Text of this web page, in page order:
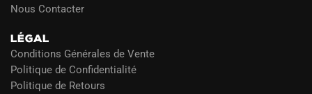
Nous Contacter
LÉGAL
Conditions Générales de Vente
Politique de Confidentialité
Politique de Retours